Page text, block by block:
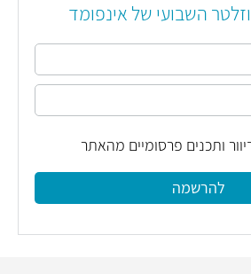
השבועי של אינפומד
ותכנים פרסומיים מהאתר
להרשמה